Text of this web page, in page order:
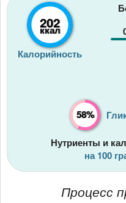
202
ккал
Калорийность
58%
Нутриенты и
на 100
Процесс